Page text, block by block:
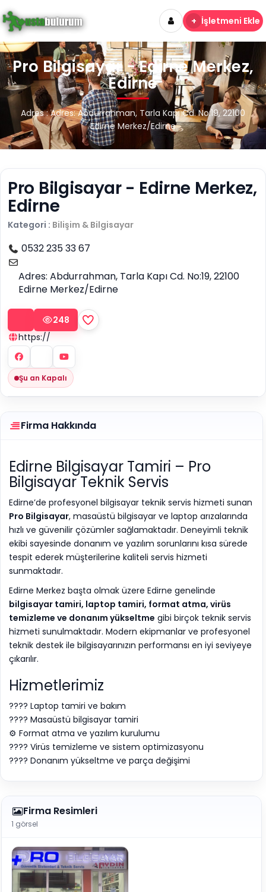
+ İşletmeni Ekle
Pro Bilgisayar - Edirne Merkez,
Edirne
Adres : Adres: Abdurrahman, Tarla Kapı Cd. No:19, 22100
Edirne Merkez/Edirne
Pro Bilgisayar - Edirne Merkez,
Edirne
Kategori : Bilişim & Bilgisayar
0532 235 33 67
Adres: Abdurrahman, Tarla Kapı Cd. No:19, 22100
Edirne Merkez/Edirne
248
https://
Şu an Kapalı
Firma Hakkında
Edirne Bilgisayar Tamiri – Pro
Bilgisayar Teknik Servis
Edirne’de profesyonel bilgisayar teknik servis hizmeti sunan
Pro Bilgisayar, masaüstü bilgisayar ve laptop arızalarında
hızlı ve güvenilir çözümler sağlamaktadır. Deneyimli teknik
ekibi sayesinde donanım ve yazılım sorunlarını kısa sürede
tespit ederek müşterilerine kaliteli servis hizmeti
sunmaktadır.
Edirne Merkez başta olmak üzere Edirne genelinde
bilgisayar tamiri, laptop tamiri, format atma, virüs
temizleme ve donanım yükseltme gibi birçok teknik servis
hizmeti sunulmaktadır. Modern ekipmanlar ve profesyonel
teknik destek ile bilgisayarınızın performansı en iyi seviyeye
çıkarılır.
Hizmetlerimiz
???? Laptop tamiri ve bakım
???? Masaüstü bilgisayar tamiri
⚙️ Format atma ve yazılım kurulumu
???? Virüs temizleme ve sistem optimizasyonu
???? Donanım yükseltme ve parça değişimi
Firma Resimleri
1 görsel